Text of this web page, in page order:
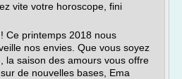
vite votre horoscope, fini
Ce printemps 2018 nous
nos envies. Que vous soyez
la saison des amours vous offre
de nouvelles bases, Ema